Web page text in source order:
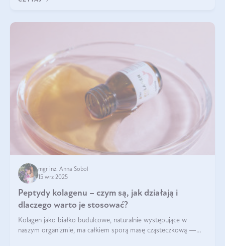
wysokiej jakości suplem
mgr inż. Anna Sobol
15 wrz 2025
Peptydy kolagenu – czym są, jak działają i
dlaczego warto je stosować?
Kolagen jako białko budulcowe, naturalnie występujące w
naszym organizmie, ma całkiem sporą masę cząsteczkową —